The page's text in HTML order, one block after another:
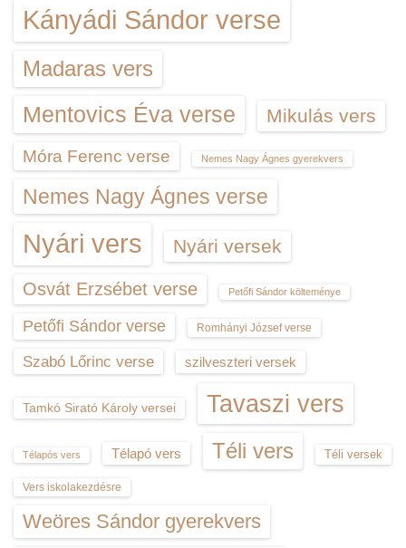
Kányádi Sándor verse
Madaras vers
Mentovics Éva verse Mikulás vers
Móra Ferenc verse Nemes Nagy Ágnes gyerekvers
Nemes Nagy Ágnes verse
Nyári vers Nyári versek
Osvát Erzsébet verse Petőfi Sándor költeménye
Petőfi Sándor verse Romhányi József verse
Szabó Lőrinc verse szilveszteri versek
Tamkó Sirató Károly versei Tavaszi vers
Télapós vers Télapó vers Téli vers Téli versek
Vers iskolakezdésre
Weöres Sándor gyerekvers